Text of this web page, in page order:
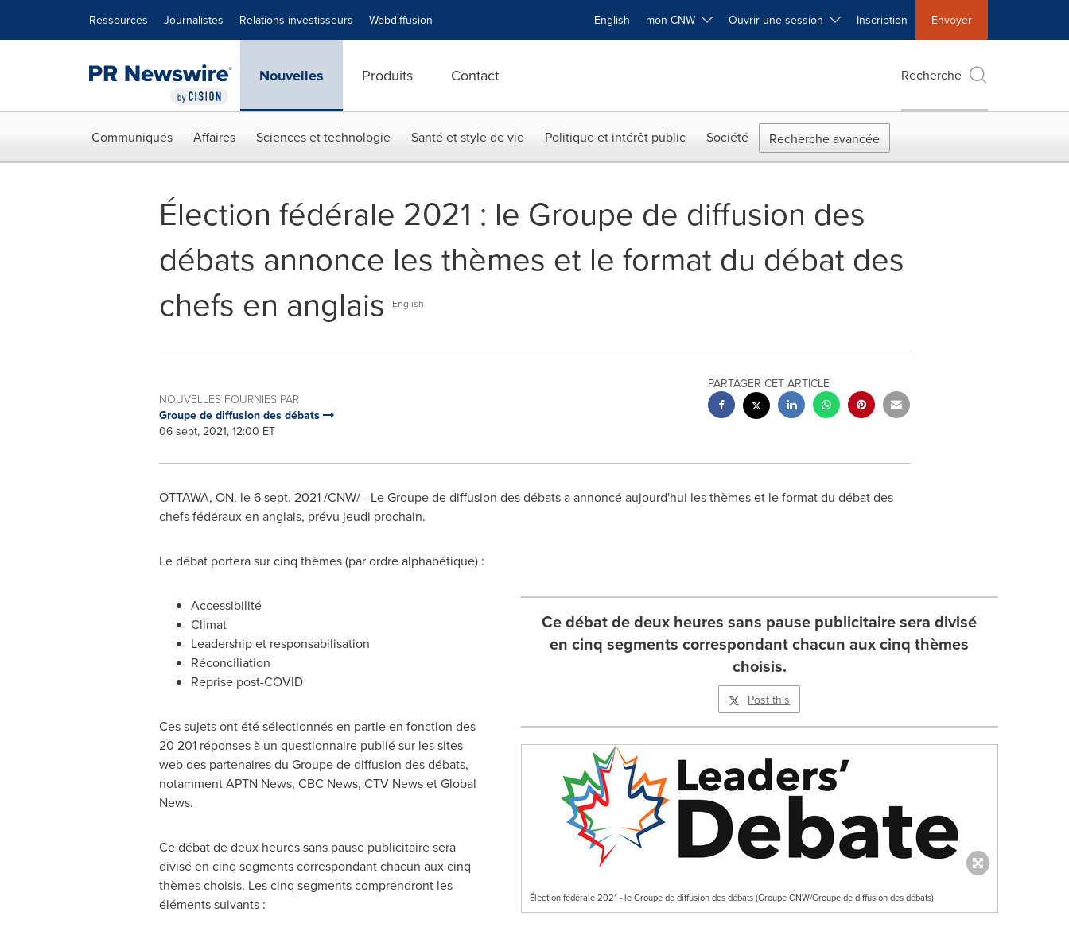
Ressources Journalistes Relations investisseurs Webdiffusion English mon CNW Ouvrir une session Inscription Envoyer
Nouvelles Produits Contact Recherche
Communiqués Affaires Sciences et technologie Santé et style de vie Politique et intérêt public Société Recherche avancée
Élection fédérale 2021 : le Groupe de diffusion des
débats annonce les thèmes et le format du débat des
chefs en anglais
English
NOUVELLES FOURNIES PAR
Groupe de diffusion des débats
06 sept, 2021, 12:00 ET
PARTAGER CET ARTICLE
OTTAWA, ON, le6 sept. 2021/CNW/ - Le Groupe dediffusion des débats a annoncé aujourd'hui les thèmes et le format du débat des
chefs fédéraux en anglais, prévu jeudi prochain.
Le débat portera sur cinq thèmes (par ordre alphabétique) :
Ce débat de deux heures sans pause publicitaire sera divisé
en cinq segments correspondant chacun aux cinq thèmes
choisis.
Post this
Élection fédérale 2021 - le Groupe de diffusion des débats (Groupe CNW/Groupe de diffusion des débats)
Accessibilité
Climat
Leadership et responsabilisation
Réconciliation
Reprise post-COVID
Ces sujets ont été sélectionnés en partie en fonction des
20 201 réponses à un questionnaire publié sur les sites
web des partenaires du Groupe de diffusion des débats,
notamment APTN News, CBC News, CTV News et Global
News.
Ce débat de deux heures sans pause publicitaire sera
divisé en cinq segments correspondant chacun aux cinq
thèmes choisis. Les cinq segments comprendront les
éléments suivants :